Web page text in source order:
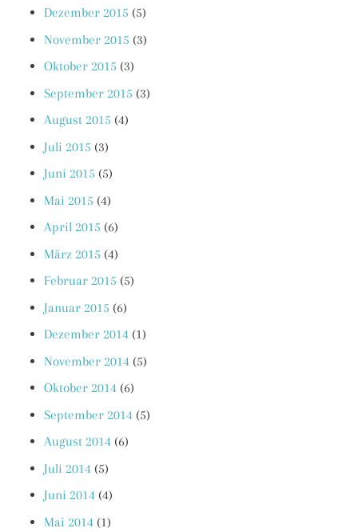
Dezember 2015 (5)
November 2015 (3)
Oktober 2015 (3)
September 2015 (3)
August 2015 (4)
Juli 2015 (3)
Juni 2015 (5)
Mai 2015 (4)
April 2015 (6)
März 2015 (4)
Februar 2015 (5)
Januar 2015 (6)
Dezember 2014 (1)
November 2014 (5)
Oktober 2014 (6)
September 2014 (5)
August 2014 (6)
Juli 2014 (5)
Juni 2014 (4)
Mai 2014 (1)